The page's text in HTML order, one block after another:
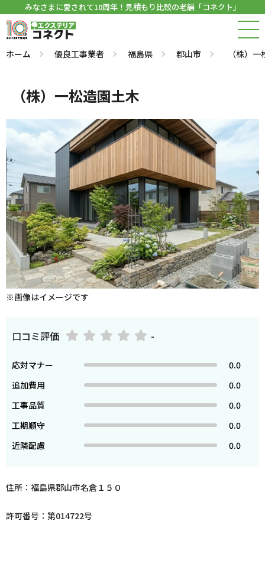
みなさまに愛されて10周年！見積もり比較の老舗「コネクト」
ホーム 優良工事業者 福島県 郡山市 （株）
（株）一松造園土木
※画像はイメージです
口コミ評価 -
応対マナー
0.0
追加費用
0.0
工事品質
0.0
工期順守
0.0
近隣配慮
0.0
住所：福島県郡山市名倉１５０
許可番号：第014722号